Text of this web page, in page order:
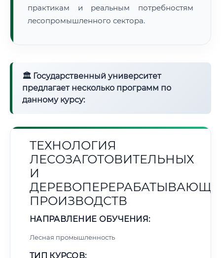
практикам и реальным потребностям
лесопромышленного сектора.
🏛 Государственный университет
предлагает несколько программ по
данному курсу:
ТЕХНОЛОГИЯ
ЛЕСОЗАГОТОВИТЕЛЬНЫХ
И
ПРОИЗВОДСТВ
НАПРАВЛЕНИЕ ОБУЧЕНИЯ:
Лесная промышленность
ТИП КУРСОВ: